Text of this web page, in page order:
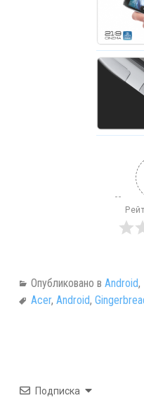
Опубликовано в Android,
Acer, Android,
Подписка